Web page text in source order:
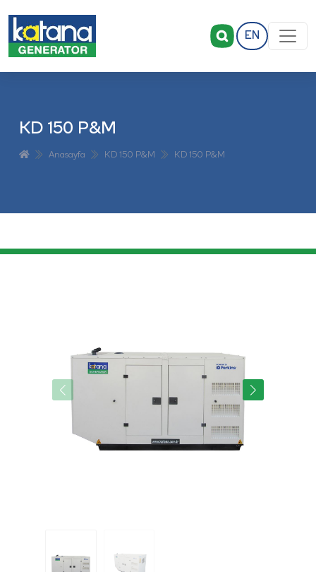
EN
KD 150 P&M
Anasayfa KD 150 P&M KD 150 P&M